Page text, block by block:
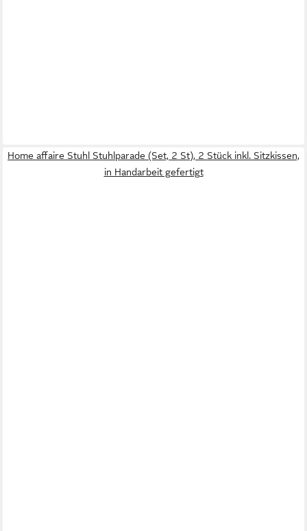
Home affaire Stuhl Stuhlparade (Set, 2 St), 2 Stück inkl. Sitzkissen,
in Handarbeit gefertigt